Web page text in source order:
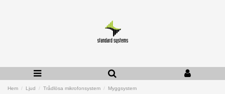
Hem Ljud Trådlösa mikrofonsystem Myggsystem